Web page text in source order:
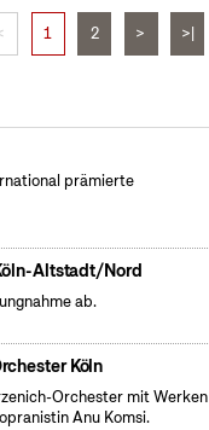
1 2 > >|
prämierte
Altstadt/Nord
ab.
Köln
Orchester mit Werken
Anu Komsi.